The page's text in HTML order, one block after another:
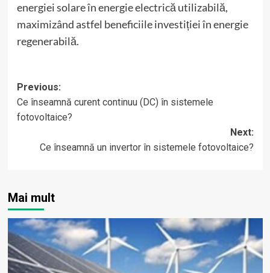
energiei solare în energie electrică utilizabilă,
maximizând astfel beneficiile investiției în energie
regenerabilă.
Post
navigation
Previous:
Ce înseamnă curent continuu (DC) în sistemele
fotovoltaice?
Next:
Ce înseamnă un invertor în sistemele fotovoltaice?
Mai mult